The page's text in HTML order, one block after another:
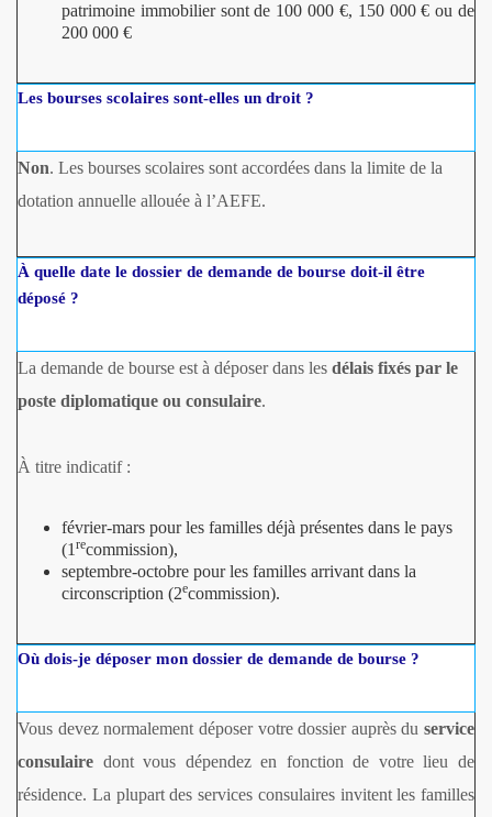
patrimoine immobilier sont de 100 000 €, 150 000 € ou de
200 000 €
Les bourses scolaires sont-elles un droit ?
Non. Les bourses scolaires sont accordées dans la limite de la
dotation annuelle allouée à l’AEFE.
À quelle date le dossier de demande de bourse doit-il être
déposé ?
La demande de bourse est à déposer dans les délais fixés par le
poste diplomatique ou consulaire.
À titre indicatif :
février-mars pour les familles déjà présentes dans le pays
(1 recommission),
septembre-octobre pour les familles arrivant dans la
circonscription (2ecommission).
Où dois-je déposer mon dossier de demande de bourse ?
Vous devez normalement déposer votre dossier auprès du service
consulaire dont vous dépendez en fonction de votre lieu de
résidence. La plupart des services consulaires invitent les familles